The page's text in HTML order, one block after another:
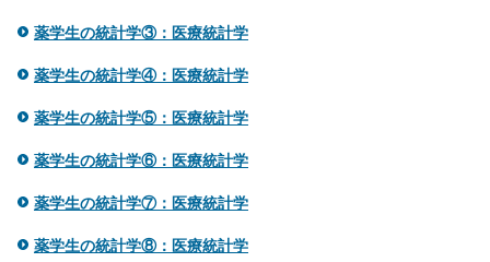
薬学生の統計学③：医療統計学
薬学生の統計学④：医療統計学
薬学生の統計学⑤：医療統計学
薬学生の統計学⑥：医療統計学
薬学生の統計学⑦：医療統計学
薬学生の統計学⑧：医療統計学